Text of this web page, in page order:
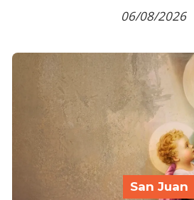
06/08/2026
San Juan